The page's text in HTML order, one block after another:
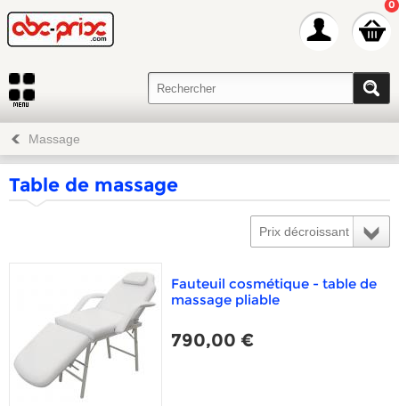
0
Massage
Table de massage
Prix décroissant
Fauteuil cosmétique - table de
massage pliable
790,00 €